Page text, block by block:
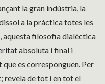
la gran indústria, la
a la pràctica totes les
aquesta filosofia dialèctica
absoluta i final i
es corresponguen. Per
revela de tot i en tot el